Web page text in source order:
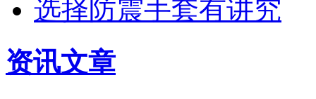
选择防震手套有讲究
资讯文章